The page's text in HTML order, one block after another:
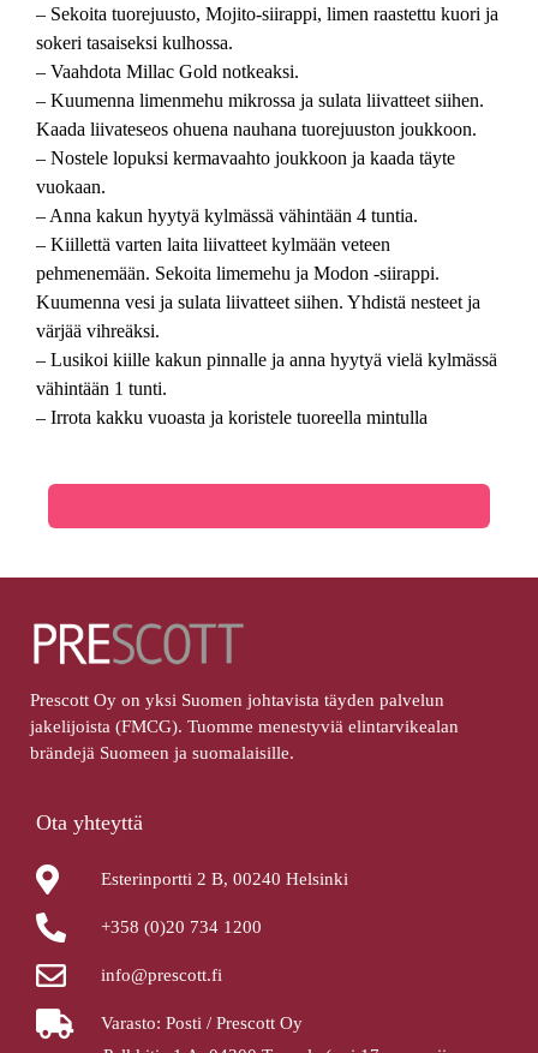
– Sekoita tuorejuusto, Mojito-siirappi, limen raastettu kuori ja
sokeri tasaiseksi kulhossa.
– Vaahdota Millac Gold notkeaksi.
– Kuumenna limenmehu mikrossa ja sulata liivatteet siihen.
Kaada liivateseos ohuena nauhana tuorejuuston joukkoon.
– Nostele lopuksi kermavaahto joukkoon ja kaada täyte
vuokaan.
– Anna kakun hyytyä kylmässä vähintään 4 tuntia.
– Kiillettä varten laita liivatteet kylmään veteen
pehmenemään. Sekoita limemehu ja Modon -siirappi.
Kuumenna vesi ja sulata liivatteet siihen. Yhdistä nesteet ja
värjää vihreäksi.
– Lusikoi kiille kakun pinnalle ja anna hyytyä vielä kylmässä
vähintään 1 tunti.
– Irrota kakku vuoasta ja koristele tuoreella mintulla
Prescott Oy on yksi Suomen johtavista täyden palvelun
jakelijoista (FMCG). Tuomme menestyviä elintarvikealan
brändejä Suomeen ja suomalaisille.
Ota yhteyttä
Esterinportti 2 B, 00240 Helsinki
+358 (0)20 734 1200
info@prescott.fi
Varasto: Posti / Prescott Oy